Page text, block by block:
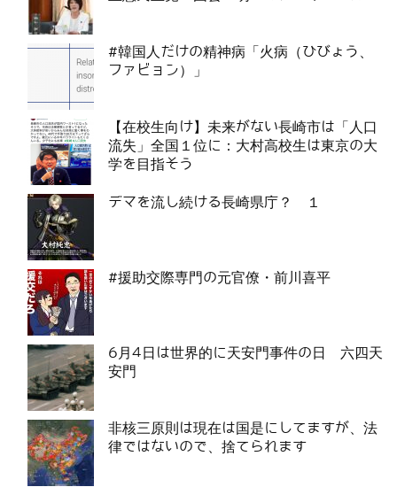
#韓国人だけの精神病「火病（ひびょう、
ファビョン）」
【在校生向け】未来がない長崎市は「人口
流失」全国１位に：大村高校生は東京の大
学を目指そう
デマを流し続ける長崎県庁？ １
#援助交際専門の元官僚・前川喜平
6月4日は世界的に天安門事件の日 六四天
安門
非核三原則は現在は国是にしてますが、法
律ではないので、捨てられます